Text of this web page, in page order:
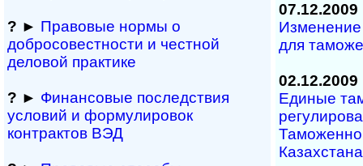
? ► Правовые нормы о
добросовестности и чест­ной
деловой практике
? ► Финансовые последствия
условий и формулировок
контрактов ВЭД
07.12.2009
для
02.12.2009
Единые